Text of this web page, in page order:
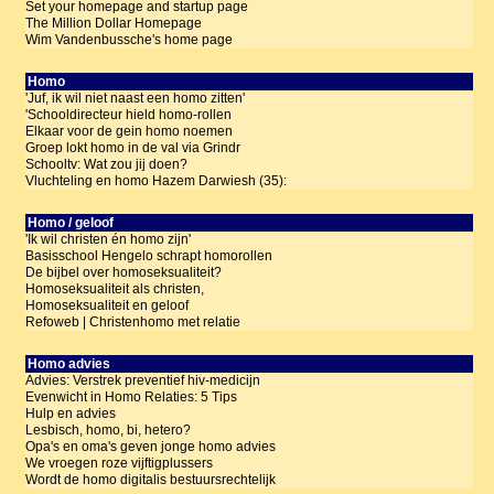
Set your homepage and startup page
The Million Dollar Homepage
Wim Vandenbussche's home page
Homo
'Juf, ik wil niet naast een homo zitten'
'Schooldirecteur hield homo-rollen
Elkaar voor de gein homo noemen
Groep lokt homo in de val via Grindr
Schooltv: Wat zou jij doen?
Vluchteling en homo Hazem Darwiesh (35):
Homo / geloof
'Ik wil christen én homo zijn'
Basisschool Hengelo schrapt homorollen
De bijbel over homoseksualiteit?
Homoseksualiteit als christen,
Homoseksualiteit en geloof
Refoweb | Christenhomo met relatie
Homo advies
Advies: Verstrek preventief hiv-medicijn
Evenwicht in Homo Relaties: 5 Tips
Hulp en advies
Lesbisch, homo, bi, hetero?
Opa's en oma's geven jonge homo advies
We vroegen roze vijftigplussers
Wordt de homo digitalis bestuursrechtelijk